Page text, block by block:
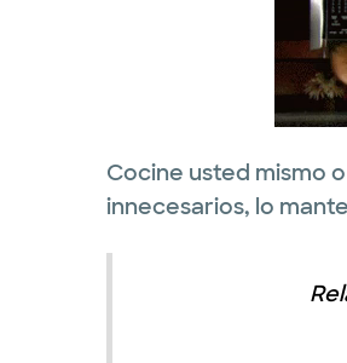
Cocine usted mismo
innecesarios, lo